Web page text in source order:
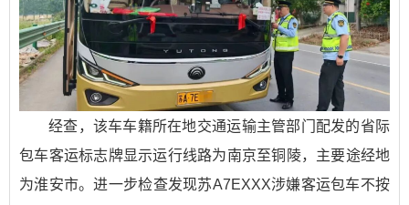
经查，该车车籍所在地交通运输主管部门配发的省际
包车客运标志牌显示运行线路为南京至铜陵，主要途经地
为淮安市。进一步检查发现苏A7EXXX涉嫌客运包车不按